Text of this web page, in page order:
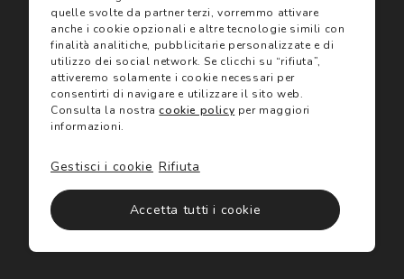
Assicurazioni
Servizi
Trova negozio
Gift Card
Termini e condizioni
Termini di vendita
Avvertenze e informazioni di sicurezza sui prodotti
Informativa sulla Privacy
Utilizzo dei cookie
quelle svolte da partner terzi, vorremmo attivare
anche i cookie opzionali e altre tecnologie simili con
finalità analitiche, pubblicitarie personalizzate e di
utilizzo dei social network. Se clicchi su “rifiuta”,
attiveremo solamente i cookie necessari per
consentirti di navigare e utilizzare il sito web.
Consulta la nostracookie policy per maggiori
informazioni.
Accetta tutti i cookie
Rifiuta
Gestisci i cookie